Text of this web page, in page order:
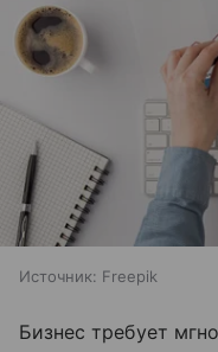
Источник: Freepik
Бизнес требует